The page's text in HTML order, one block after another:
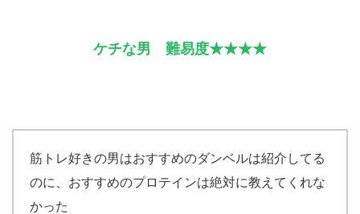
ケチな男 難易度★★★★
筋トレ好きの男はおすすめのダンベルは紹介してる
のに、おすすめのプロテインは絶対に教えてくれな
かった